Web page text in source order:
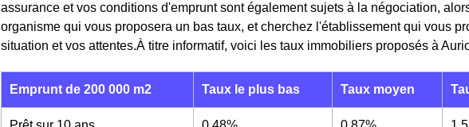
assurance et vos conditions d'emprunt sont également sujets à la négociation,
organisme qui vous proposera un bas taux, et cherchez l'établissement qui vous
situation et vos attentes.À titre informatif, voici les taux immobiliers proposés à
Emprunt de 200 000 m2 Taux le plus bas Taux moyen